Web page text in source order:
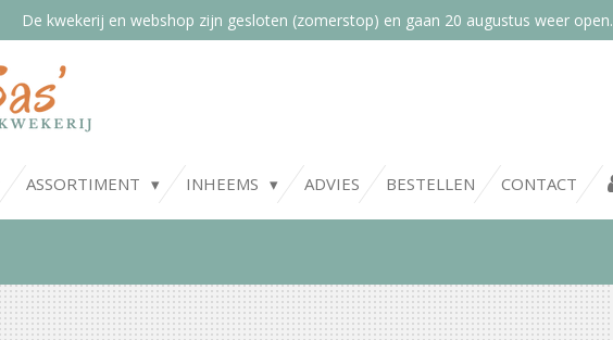
De kwekerij en webshop zijn gesloten (zomerstop) en gaan 20 augustus weer
ASSORTIMENT INHEEMS ADVIES BESTELLEN CONTACT